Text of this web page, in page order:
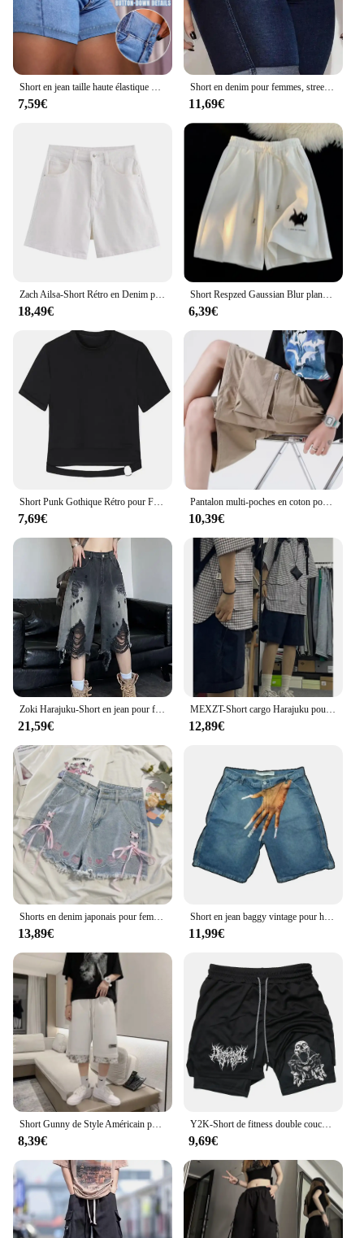
Short en jean taille haute élastique pour femme, boutons de documents solides, taille haute, poche pour la tête, short en jean commandé, vêtements d'été, nouveau
7,59€
Short en denim pour femmes, streetwear vintage, décontracté, avec poches à panneaux, pour les abonnés à la mode, été 2023
11,69€
Zach Ailsa-Short Rétro en Denim pour Femme, Confortable, Taille Haute, Polyvalent, Droit, Nouvelle Collection Été 2024
18,49€
Short Respzed Gaussian Blur planchers es Kittens Print pour hommes, High Street Couple, Short de basket-ball à cinq points
6,39€
Short Punk Gothique Rétro pour Femme, Harajuku, Ceinture de Document Solide, Patchwork, Taille Haute, Printemps 2023
7,69€
Pantalon multi-poches en coton pour hommes et femmes, Cargo Goals, Sports, Décontracté, Été, PO gy, Cinq points
10,39€
Zoki Harajuku-Short en jean pour femme, streetwear, vintage, nickel é, américain, rétro, Bf, Hip Hop, design, nouveau, Y2K
21,59€
MEXZT-Short cargo Harajuku pour femme, pantalon court de sport, noir, pur coton, baggy, streetwear d'été, blanc, jambes larges
12,89€
Shorts en denim japonais pour femmes, pantalons bandage brodés, pantalons taille haute, tunique mignonne, nouveau bas, 2024
13,89€
Short en jean baggy vintage pour hommes et femmes, impression de doigts, Hip Hop, objectifs de gym, Harajuku, short de basket-ball gothique, Streetwear d'été, Y2K
11,99€
8,39€
Y2K-Short de fitness double couche pour homme, séchage rapide, imprimé tête de mort, entraînement, course à pied, musculation, vêtements de sport
9,69€